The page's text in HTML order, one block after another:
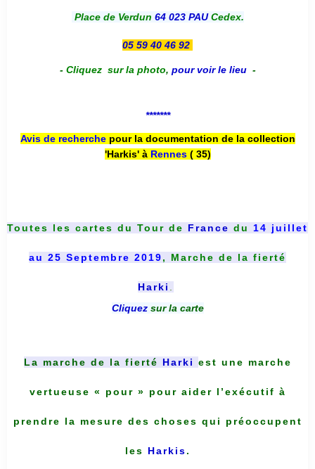
Place de Verdun 64 023 PAUCedex.
05 59 40 46 92
- Cliquez sur la photo, pour voir le lieu -
*******
Avis de recherche pour la documentation de la collection
'Harkis' à Rennes( 35)
Toutes les cartes du Tour de France du 14 juillet
au 25 Septembre 2019, Marche de la fierté
Harki
Cliquez sur la carte
La marche de la fierté Harki est une marche
vertueuse « pour » pour aider l’exécutif à
prendre la mesure des choses qui préoccupent
les Harkis.